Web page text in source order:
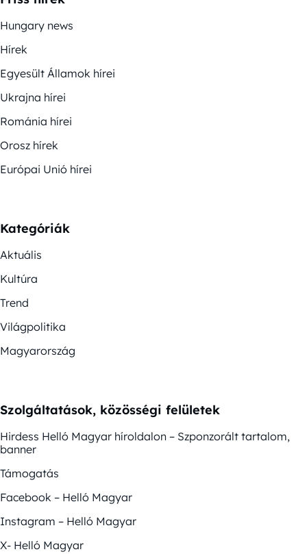
Hungary news
Hírek
Egyesült Államok hírei
Ukrajna hírei
Románia hírei
Orosz hírek
Európai Unió hírei
Kategóriák
Aktuális
Kultúra
Trend
Világpolitika
Magyarország
Szolgáltatások, közösségi felületek
Hirdess Helló Magyar híroldalon – Szponzorált tartalom,
banner
Támogatás
Facebook – Helló Magyar
Instagram – Helló Magyar
X- Helló Magyar